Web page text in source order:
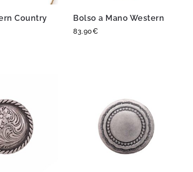
Country Bolso a Mano Western
83.90€